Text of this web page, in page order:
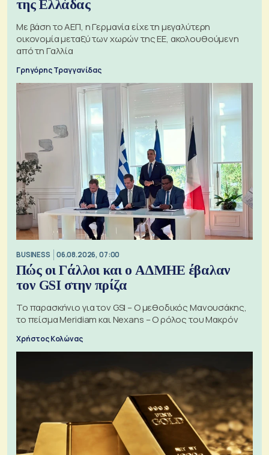
της Ελλάδας
Με βάση το ΑΕΠ, η Γερμανία είχε τη μεγαλύτερη
οικονομία μεταξύ των χωρών της ΕΕ, ακολουθούμενη
από τη Γαλλία
Γρηγόρης Τραγγανίδας
BUSINESS 06.08.2026, 07:00
Πώς οι Γάλλοι και ο ΑΔΜΗΕ έβαλαν
τον GSI στην πρίζα
Το παρασκήνιο για τον GSI – Ο μεθοδικός Μανουσάκης,
το πείσμα Meridiam και Nexans – Ο ρόλος του Μακρόν
Χρήστος Κολώνας